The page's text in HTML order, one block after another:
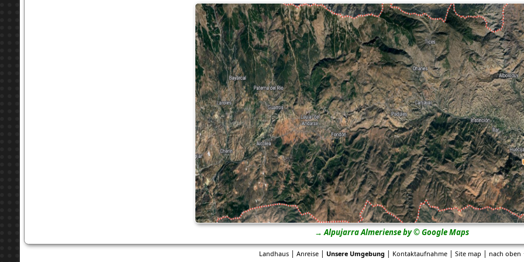
→ Alpujarra Almeriense by © Google Maps
Landhaus |Anreise | Unsere Umgebung | Kontaktaufnahme |Site map | nach oben